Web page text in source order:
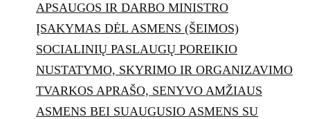
APSAUGOS IR DARBO MINISTRO
ĮSAKYMAS DĖL ASMENS (ŠEIMOS)
SOCIALINIŲ PASLAUGŲ POREIKIO
NUSTATYMO, SKYRIMO IR ORGANIZAVIMO
TVARKOS APRAŠO, SENYVO AMŽIAUS
ASMENS BEI SUAUGUSIO ASMENS SU